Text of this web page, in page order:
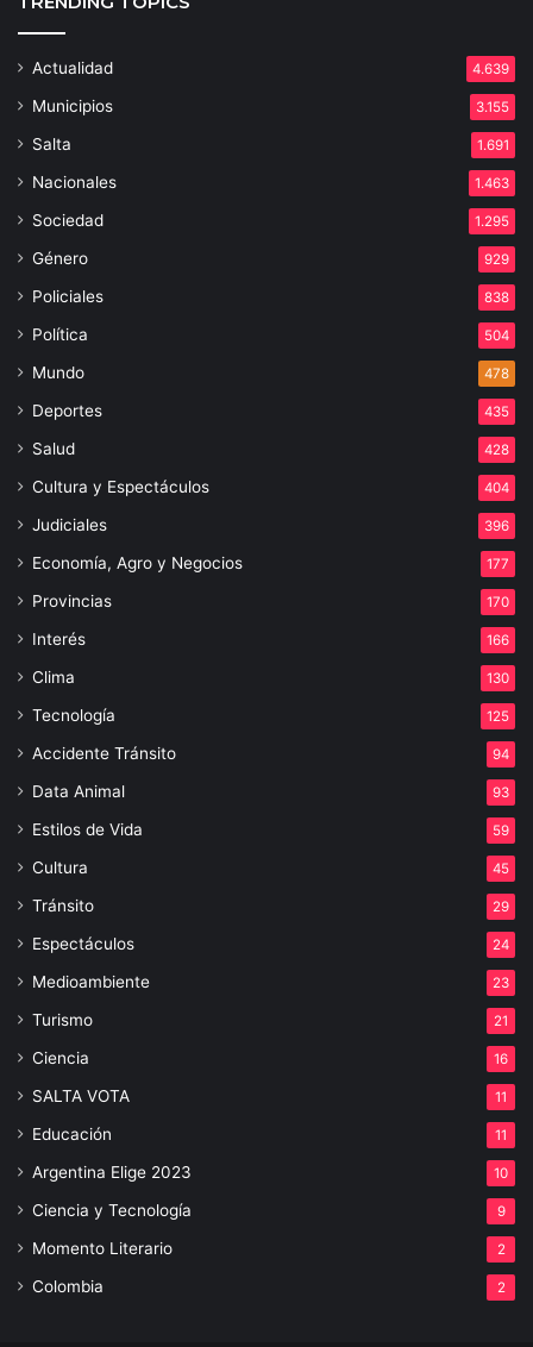
Actualidad 4.639
Municipios 3.155
Salta 1.691
Nacionales 1.463
Sociedad 1.295
Género 929
Policiales 838
Política 504
Mundo 478
Deportes 435
Salud 428
Cultura y Espectáculos 404
Judiciales 396
Economía, Agro y Negocios 177
Provincias 170
Interés 166
Clima 130
Tecnología 125
Accidente Tránsito 94
Data Animal 93
Estilos de Vida 59
Cultura 45
Tránsito 29
Espectáculos 24
Medioambiente 23
Turismo 21
Ciencia 16
SALTA VOTA 11
Educación 11
Argentina Elige 2023 10
Ciencia y Tecnología 9
Momento Literario 2
Colombia 2